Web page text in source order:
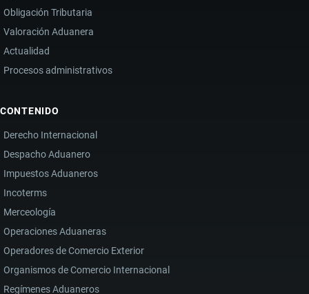
CAÍDA
DE
Obligación Tributaria
Valoración Aduanera
Actualidad
Procesos administrativos
CONTENIDO
Derecho Internacional
Despacho Aduanero
Impuestos Aduaneros
Incoterms
Merceología
Operaciones Aduaneras
Operadores de Comercio Exterior
Organismos de Comercio Internacional
Regímenes Aduaneros